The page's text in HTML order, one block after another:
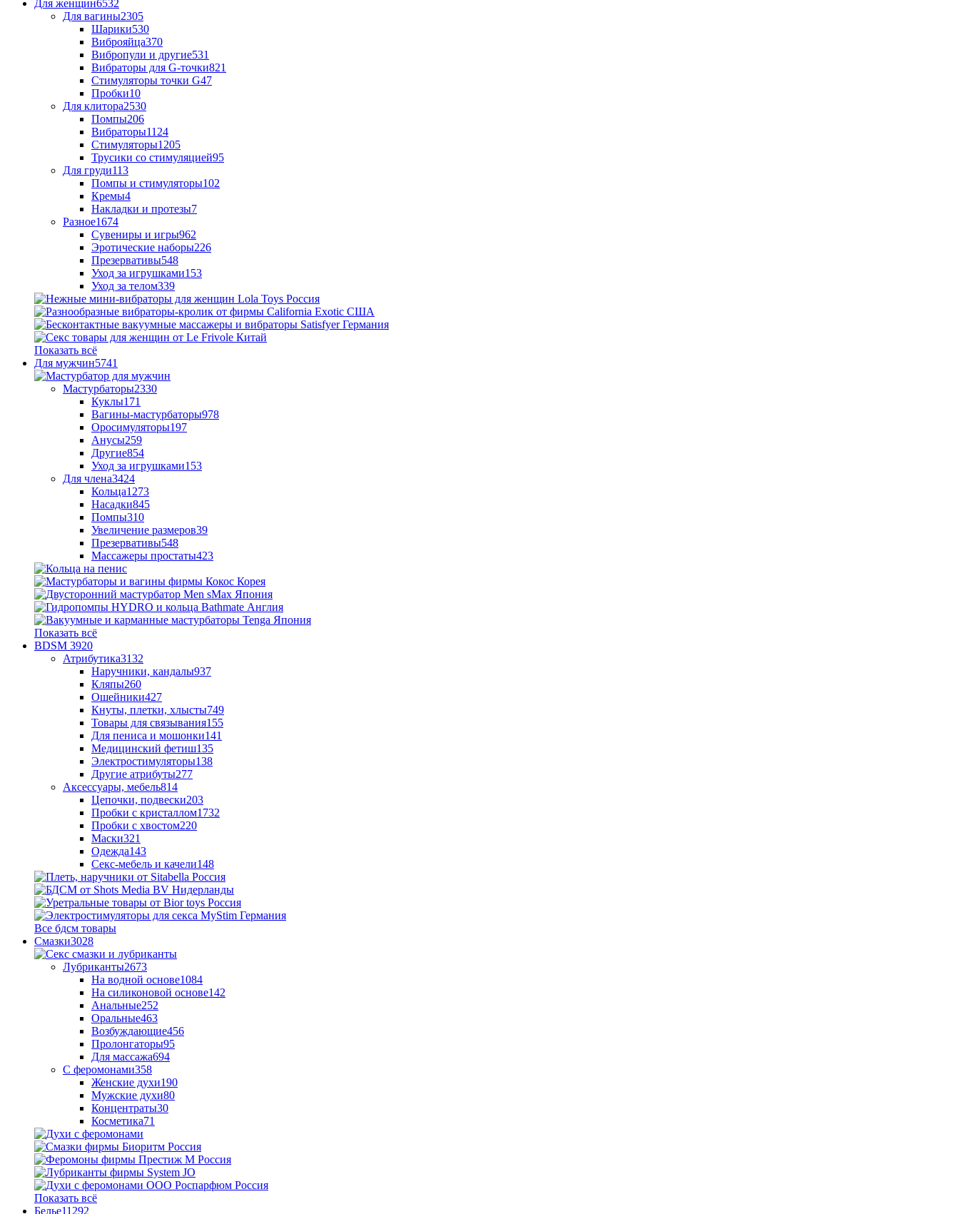
Для женщин6532
Для вагины2305
Шарики530
Виброяйца370
Вибропули и другие531
Вибраторы для G-точки821
Стимуляторы точки G47
Пробки10
Для клитора2530
Помпы206
Вибраторы1124
Стимуляторы1205
Трусики со стимуляцией95
Для груди113
Помпы и стимуляторы102
Кремы4
Накладки и протезы7
Разное1674
Сувениры и игры962
Эротические наборы226
Презервативы548
Уход за игрушками153
Уход за телом339
Показать всё
Для мужчин5741
Мастурбаторы2330
Куклы171
Вагины-мастурбаторы978
Оросимуляторы197
Анусы259
Другие854
Уход за игрушками153
Для члена3424
Кольца1273
Насадки845
Помпы310
Увеличение размеров39
Презервативы548
Массажеры простаты423
Показать всё
BDSM 3920
Атрибутика3132
Наручники, кандалы937
Кляпы260
Ошейники427
Кнуты, плетки, хлысты749
Товары для связывания155
Для пениса и мошонки141
Медицинский фетиш135
Электростимуляторы138
Другие атрибуты277
Аксессуары, мебель814
Цепочки, подвески203
Пробки с кристаллом1732
Пробки с хвостом220
Маски321
Одежда143
Секс-мебель и качели148
Все бдсм товары
Смазки3028
Лубриканты2673
На водной основе1084
На силиконовой основе142
Анальные252
Оральные463
Возбуждающие456
Пролонгаторы95
Для массажа694
С феромонами358
Женские духи190
Мужские духи80
Концентраты30
Косметика71
Показать всё
Белье11292